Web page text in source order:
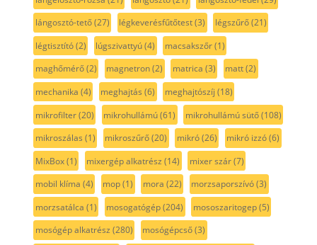
lángosztó-tető(27) légkeverésfűtőtest(3) légszűrő(21)
légtisztító(2) lúgszivattyú(4) macsakszőr(1)
maghőmérő(2) magnetron(2) matrica (3) matt(2)
mechanika (4) meghajtás (6) meghajtószíj (18)
mikrofilter(20) mikrohullámú(61) mikrohullámú sütő(108)
mikroszálas (1) mikroszűrő(20) mikró(26) mikró izzó(6)
MixBox(1) mixergép alkatrész (14) mixer szár(7)
mobil klíma (4) mop(1) mora (22) morzsaporszívó(3)
morzsatálca (1) mosogatógép(204) mososzaritogep(5)
mosógép alkatrész (280) mosógépcső(3)